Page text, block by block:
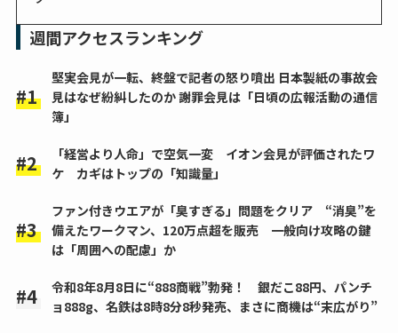
週間アクセスランキング
堅実会見が一転、終盤で記者の怒り噴出 日本製紙の事故会
見はなぜ紛糾したのか 謝罪会見は「日頃の広報活動の通信
簿」
「経営より人命」で空気一変 イオン会見が評価されたワ
ケ カギはトップの「知識量」
ファン付きウエアが「臭すぎる」問題をクリア “消臭”を
備えたワークマン、120万点超を販売 一般向け攻略の鍵
は「周囲への配慮」か
令和8年8月8日に“888商戦”勃発！ 銀だこ88円、パンチ
ョ888g、名鉄は8時8分8秒発売、まさに商機は“末広がり”